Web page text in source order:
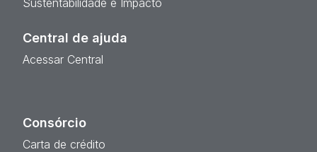
Sustentabilidade e Impacto
Central de ajuda
Acessar Central
Consórcio
Carta de crédito